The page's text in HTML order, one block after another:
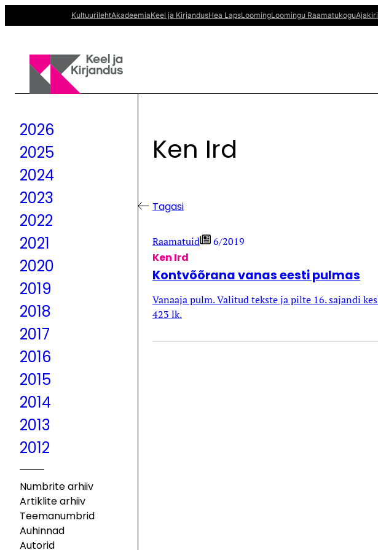
to
KultuurilehtAkadeemiaKeel ja KirjandusHea LapsLoomingLoomingu Raamatukogu
2026
2025
2024
2023
2022
2021
2020
2019
2018
2017
2016
2015
2014
2013
2012
Numbrite arhiiv
Artiklite arhiiv
Teemanumbrid
Auhinnad
Autorid
Ken Ird
Tagasi
Raamatuid 6/2019
Ken Ird
Kontvõõrana vanas eesti pulmas
Vanaaja pulm. Valitud tekste ja pilte 16. sajandi
423 lk.